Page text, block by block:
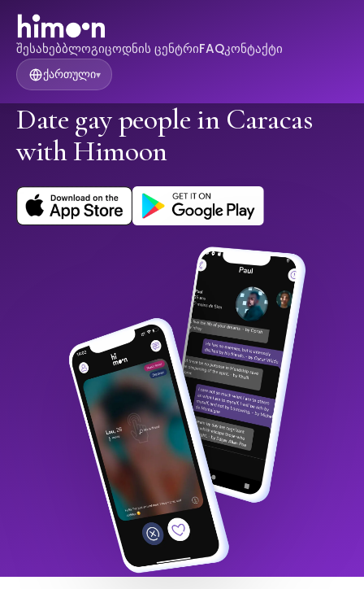
შესახებბლოგიცოდნის ცენტრიFAQკონტაქტი
ქართული▾
Date gay people in Caracas
with Himoon